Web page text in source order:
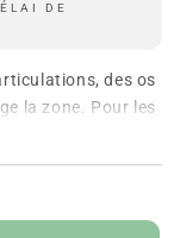
DE
des os
la zone. Pour les